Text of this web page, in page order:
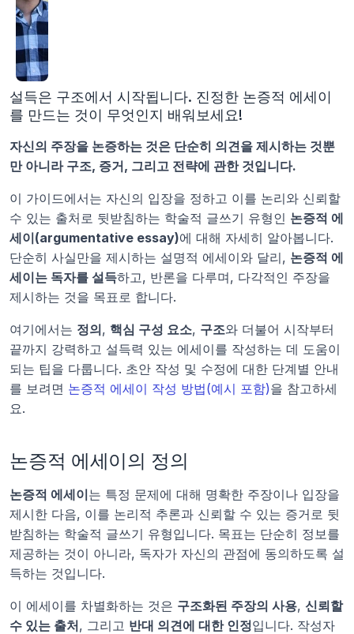
설득은 구조에서 시작됩니다. 진정한 논증적 에세이
를 만드는 것이 무엇인지 배워보세요!
자신의 주장을 논증하는 것은 단순히 의견을 제시하는 것뿐
만 아니라 구조, 증거, 그리고 전략에 관한 것입니다.
이 가이드에서는 자신의 입장을 정하고 이를 논리와 신뢰할
수 있는 출처로 뒷받침하는 학술적 글쓰기 유형인 논증적 에
세이(argumentative essay)에 대해 자세히 알아봅니다.
단순히 사실만을 제시하는 설명적 에세이와 달리, 논증적 에
세이는 독자를 설득하고, 반론을 다루며, 다각적인 주장을
제시하는 것을 목표로 합니다.
여기에서는 정의, 핵심 구성 요소, 구조와 더불어 시작부터
끝까지 강력하고 설득력 있는 에세이를 작성하는 데 도움이
되는 팁을 다룹니다. 초안 작성 및 수정에 대한 단계별 안내
를 보려면 논증적 에세이 작성 방법(예시 포함)을 참고하세
요.
논증적 에세이의 정의
논증적 에세이는 특정 문제에 대해 명확한 주장이나 입장을
제시한 다음, 이를 논리적 추론과 신뢰할 수 있는 증거로 뒷
받침하는 학술적 글쓰기 유형입니다. 목표는 단순히 정보를
제공하는 것이 아니라, 독자가 자신의 관점에 동의하도록 설
득하는 것입니다.
이 에세이를 차별화하는 것은 구조화된 주장의 사용, 신뢰할
수 있는 출처, 그리고 반대 의견에 대한 인정입니다. 작성자